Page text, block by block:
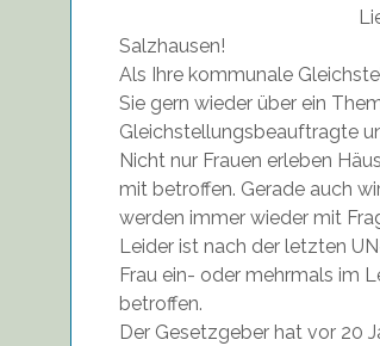
Salzhausen!
Als Ihre kommunale
Sie gern wieder über ein
Gleichstellungsbeauftragte
Nicht nur Frauen erleben
mit betroffen. Gerade auch
werden immer wieder mit
Leider ist nach der letzten
Frau ein- oder mehrmals im
betroffen.
Der Gesetzgeber hat vor 20